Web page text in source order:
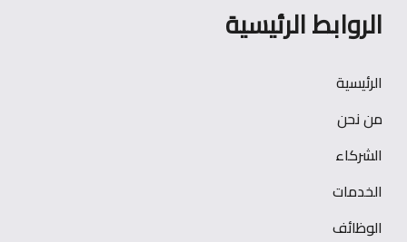
الروابط الرئيسية
الرئيسية
من نحن
الشركاء
الخدمات
الوظائف